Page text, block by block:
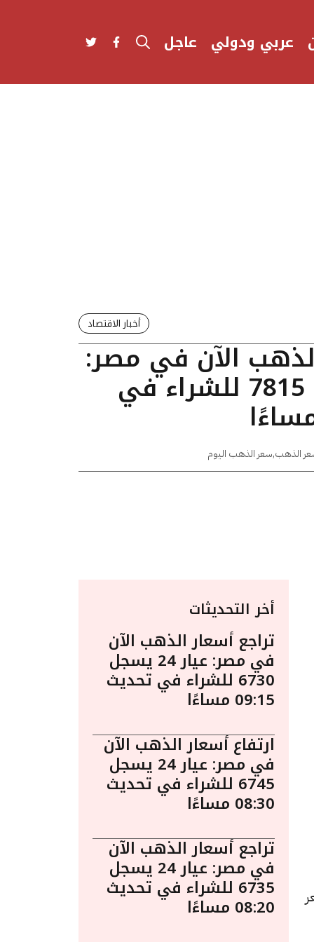
عربي ودولي عاجل
أخبار الاقتصاد
الآن في مصر:
عيار 24 يسجل 7815 للشراء في
الذهب,سعر الذهب اليوم
أخر التحديثات
تراجع أسعار الذهب الآن
في مصر: عيار 24 يسجل
6730 للشراء في تحديث
09:15 مساءًا
ارتفاع أسعار الذهب الآن
في مصر: عيار 24 يسجل
6745 للشراء في تحديث
08:30 مساءًا
تراجع أسعار الذهب الآن
في مصر: عيار 24 يسجل
6735 للشراء في تحديث
08:20 مساءًا